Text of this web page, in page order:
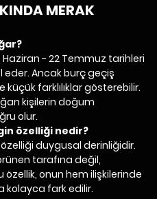
MERAK
- 22 Temmuz tarihleri
eder. Ancak burç geçiş
farklılıklar gösterebilir.
kişilerin doğum
olur.
özelliği nedir?
duygusal derinliğidir.
tarafına değil,
onun hem ilişkilerinde
kolayca fark edilir.